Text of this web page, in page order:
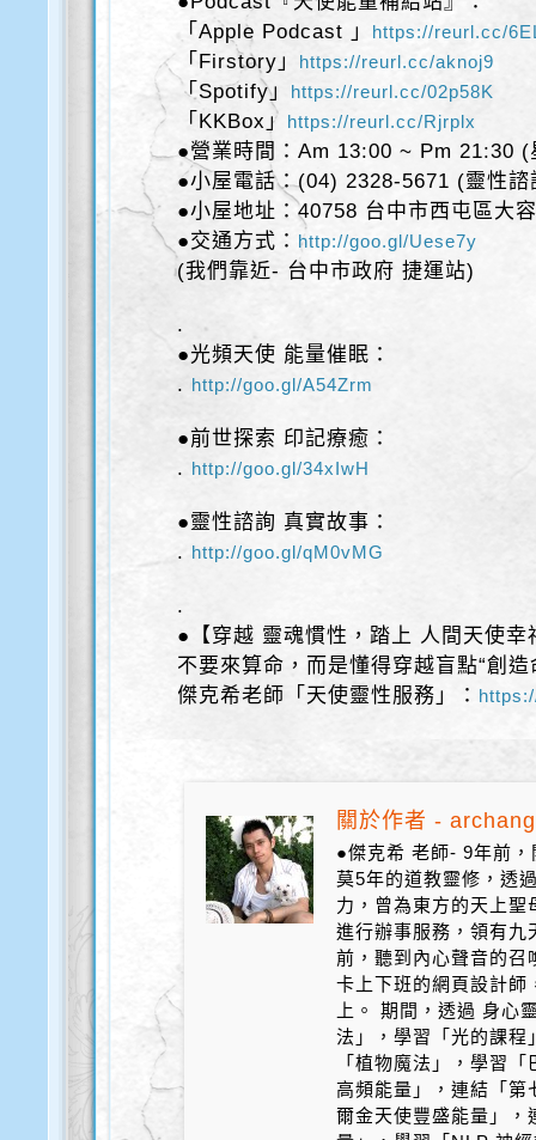
「Apple Podcast 」 https://reurl.cc/
「Firstory」 https://reurl.cc/aknoj9
「Spotify」 https://reurl.cc/02p58K
「KKBox」 https://reurl.cc/Rjrplx
●營業時間：Am 13:00 ~ Pm 21:30 (
●小屋電話：(04) 2328-5671 (靈性
●小屋地址：40758 台中市西屯區大
●交通方式： http://goo.gl/Uese7y
(我們靠近- 台中市政府 捷運站)
.
●光頻天使 能量催眠：
. http://goo.gl/A54Zrm
●前世探索 印記療癒：
. http://goo.gl/34xIwH
●靈性諮詢 真實故事：
. http://goo.gl/qM0vMG
.
●【穿越 靈魂慣性，踏上 人間天使幸
不要來算命，而是懂得穿越盲點“創造
傑克希老師「天使靈性服務」：
關於作者 -
●傑克希 老師- 9年前
莫5年的道教靈修，透
力，曾為東方的天上
進行辦事服務，領有
前，聽到內心聲音的召
卡上下班的網頁設計師
上。 期間，透過 身心
法」，學習「光的課程
「植物魔法」，學習
高頻能量」，連結「第
爾金天使豐盛能量」，